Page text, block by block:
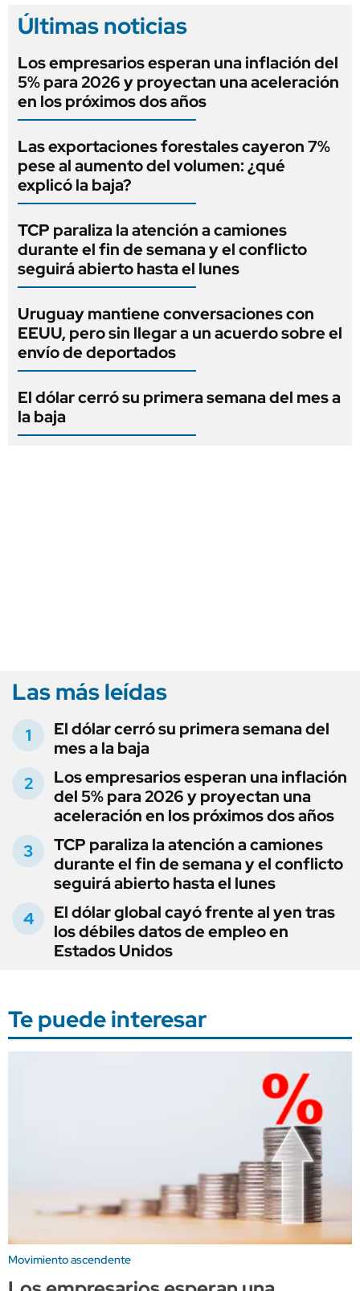
Últimas noticias
Los empresarios esperan una inflación del
5% para 2026 y proyectan una aceleración
en los próximos dos años
Las exportaciones forestales cayeron 7%
pese al aumento del volumen: ¿qué
explicó la baja?
TCP paraliza la atención a camiones
durante el fin de semana y el conflicto
seguirá abierto hasta el lunes
Uruguay mantiene conversaciones con
EEUU, pero sin llegar a un acuerdo sobre el
envío de deportados
El dólar cerró su primera semana del mes a
la baja
Las más leídas
El dólar cerró su primera semana del
mes a la baja
Los empresarios esperan una inflación
del 5% para 2026 y proyectan una
aceleración en los próximos dos años
TCP paraliza la atención a camiones
durante el fin de semana y el conflicto
seguirá abierto hasta el lunes
El dólar global cayó frente al yen tras
los débiles datos de empleo en
Estados Unidos
Te puede interesar
Movimiento ascendente